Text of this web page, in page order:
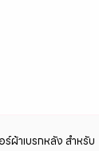
อร์ผ้าเบรกหลัง สำห